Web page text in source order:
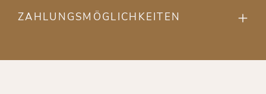
ZAHLUNGSMÖGLICHKEITEN